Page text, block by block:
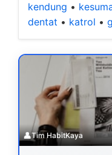
kendung •
dentat • katrol •
👤Tim HabitKaya